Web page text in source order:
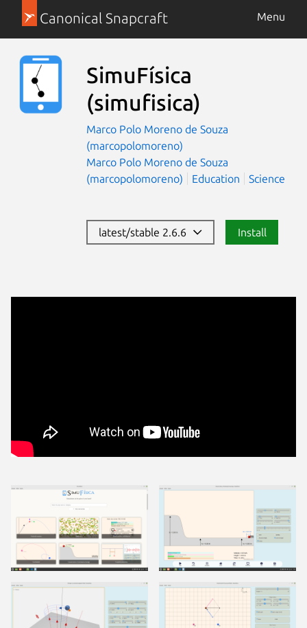
Canonical Snapcraft Menu
SimuFísica
(simufisica)
Marco Polo Moreno de Souza
(marcopolomoreno)
Marco Polo Moreno de Souza
(marcopolomoreno)
Education Science
latest/stable 2.6.6 Install